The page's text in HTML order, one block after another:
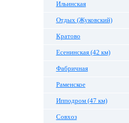
Ильинская
Отдых (Жуковский)
Кратово
Есенинская (42 км)
Фабричная
Раменское
Ипподром (47 км)
Совхоз